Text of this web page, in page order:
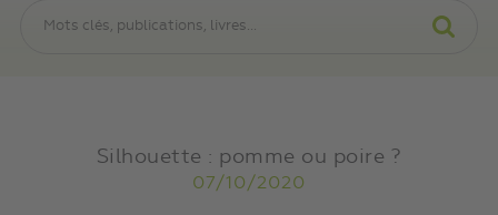
Silhouette : pomme ou poire ?
07/10/2020